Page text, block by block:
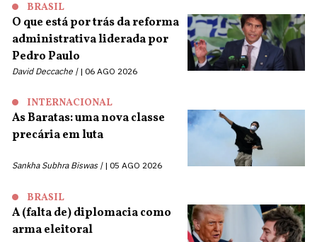
BRASIL
O que está por trás da reforma
administrativa liderada por
Pedro Paulo
David Deccache | 06 AGO 2026
INTERNACIONAL
As Baratas: uma nova classe
precária em luta
Sankha Subhra Biswas | 05 AGO 2026
BRASIL
A (falta de) diplomacia como
arma eleitoral